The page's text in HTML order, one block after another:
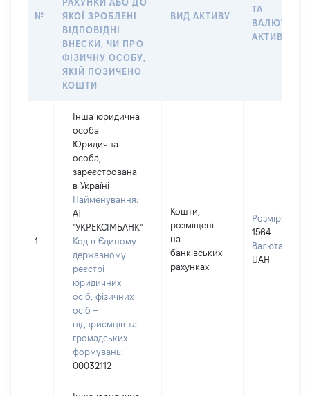
№
РАХУНКИ АБО ДО
ЯКОЇ ЗРОБЛЕНІ
ВІДПОВІДНІ
ВНЕСКИ, ЧИ ПРО
ФІЗИЧНУ ОСОБУ,
ЯКІЙ ПОЗИЧЕНО
КОШТИ
ВИД АКТИВУ
ТА
ВАЛЮТА
АКТИВУ
1
Інша юридична
особа
Юридична
особа,
зареєстрована
в Україні
Найменування:
АТ
"УКРЕКСІМБАНК"
Код в Єдиному
державному
реєстрі
юридичних
осіб, фізичних
осіб –
підприємців та
громадських
формувань:
00032112
Кошти,
розміщені
на
банківських
рахунках
Розмір:
1564
Валюта:
UAH